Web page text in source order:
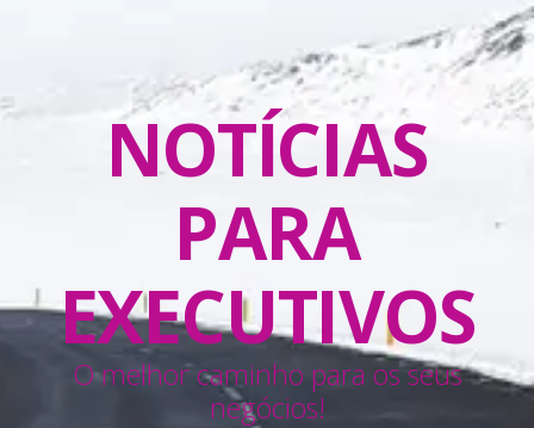
NOTÍCIAS
PARA
EXECUTIVOS
O melhor caminho para os seus
negócios!